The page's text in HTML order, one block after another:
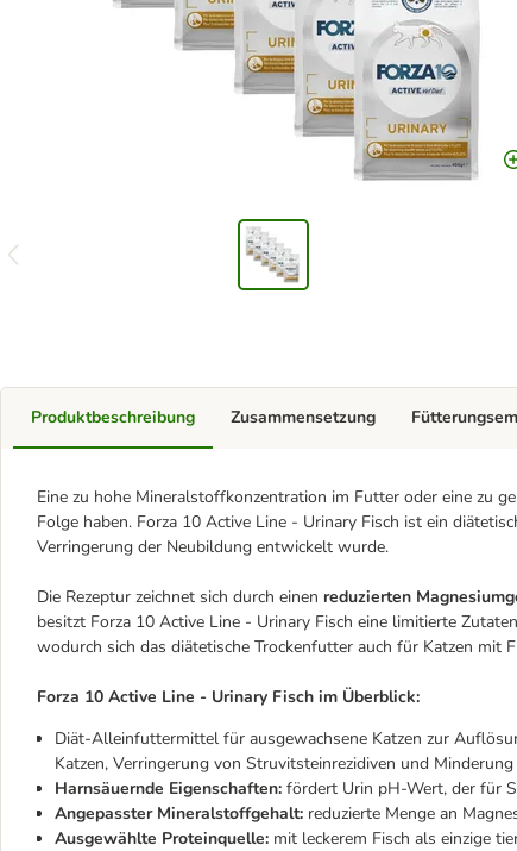
Produktbeschreibung
Eine zu hohe Mineralstoffkonzentration im Futter oder eine zu
Folge haben. Forza 10 Active Line - Urinary Fisch ist ein
Verringerung der Neubildung entwickelt wurde.
Die Rezeptur zeichnet sich durch einen reduzierten
besitzt Forza 10 Active Line - Urinary Fisch eine limitierte
wodurch sich das diätetische Trockenfutter auch für Katzen mit
Forza 10 Active Line - Urinary Fisch im Überblick:
Diät-Alleinfuttermittel für ausgewachsene Katzen zur
Katzen, Verringerung von Struvitsteinrezidiven und
Harnsäuernde Eigenschaften: fördert Urin pH-Wert, der für
Angepasster Mineralstoffgehalt: reduzierte Menge an
Ausgewählte Proteinquelle: mit leckerem Fisch als einzige
Zusammensetzung